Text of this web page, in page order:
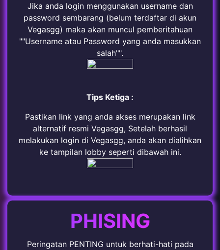
Jika anda login menggunakan username dan
password sembarang (belum terdaftar di akun
Vegasgg) maka akan muncul pemberitahuan
""Username atau Password yang anda masukkan
salah"".
Tips Ketiga :
Pastikan link yang anda akses merupakan link
alternatif resmi Vegasgg, Setelah berhasil
melakukan login di Vegasgg, anda akan dialihkan
ke tampilan lobby seperti dibawah ini.
PHISING
Peringatan PENTING untuk berhati-hati pada